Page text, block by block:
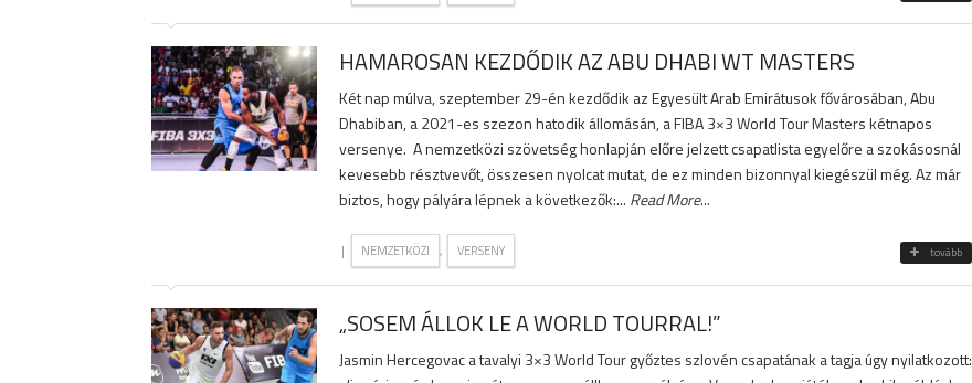
HAMAROSAN KEZDŐDIK AZ ABU DHABI WT MASTERS
Két nap múlva, szeptember 29-én kezdődik az Egyesült Arab Emirátusok fővárosában, Abu
Dhabiban, a 2021-es szezon hatodik állomásán, a FIBA 3×3 World Tour Masters kétnapos
versenye. A nemzetközi szövetség honlapján előre jelzett csapatlista egyelőre a szokásosnál
kevesebb résztvevőt, összesen nyolcat mutat, de ez minden bizonnyal kiegészül még. Az már
biztos, hogy pályára lépnek a következők:... Read More...
| NEMZETKÖZI , VERSENY tovább
„SOSEM ÁLLOK LE A WORLD TOURRAL!”
Jasmin Hercegovac a tavalyi 3×3 World Tour győztes szlovén csapatának a tagja úgy nyilatkozott: